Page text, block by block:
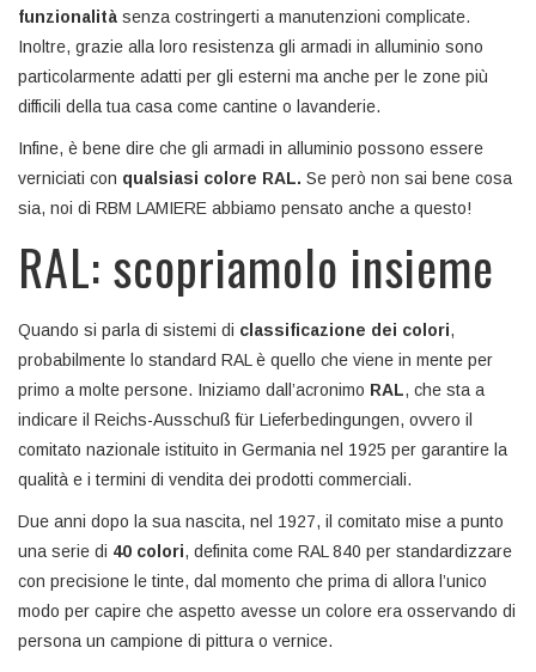
funzionalità senza costringerti a manutenzioni complicate.
Inoltre, grazie alla loro resistenza gli armadi in alluminio sono
particolarmente adatti per gli esterni ma anche per le zone più
difficili della tua casa come cantine o lavanderie.
Infine, è bene dire che gli armadi in alluminio possono essere
verniciati con qualsiasi colore RAL. Se però non sai bene cosa
sia, noi di RBM LAMIERE abbiamo pensato anche a questo!
RAL: scopriamolo insieme
Quando si parla di sistemi di classificazione dei colori,
probabilmente lo standard RAL è quello che viene in mente per
primo a molte persone. Iniziamo dall’acronimo RAL, che sta a
indicare il Reichs-Ausschuß für Lieferbedingungen, ovvero il
comitato nazionale istituito in Germania nel 1925 per garantire la
qualità e i termini di vendita dei prodotti commerciali.
Due anni dopo la sua nascita, nel 1927, il comitato mise a punto
una serie di 40 colori, definita come RAL 840 per standardizzare
con precisione le tinte, dal momento che prima di allora l’unico
modo per capire che aspetto avesse un colore era osservando di
persona un campione di pittura o vernice.